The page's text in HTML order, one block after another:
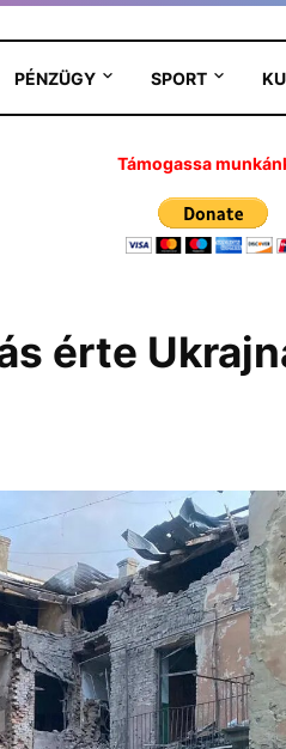
PÉNZÜGY SPORT
Támogassa
érte